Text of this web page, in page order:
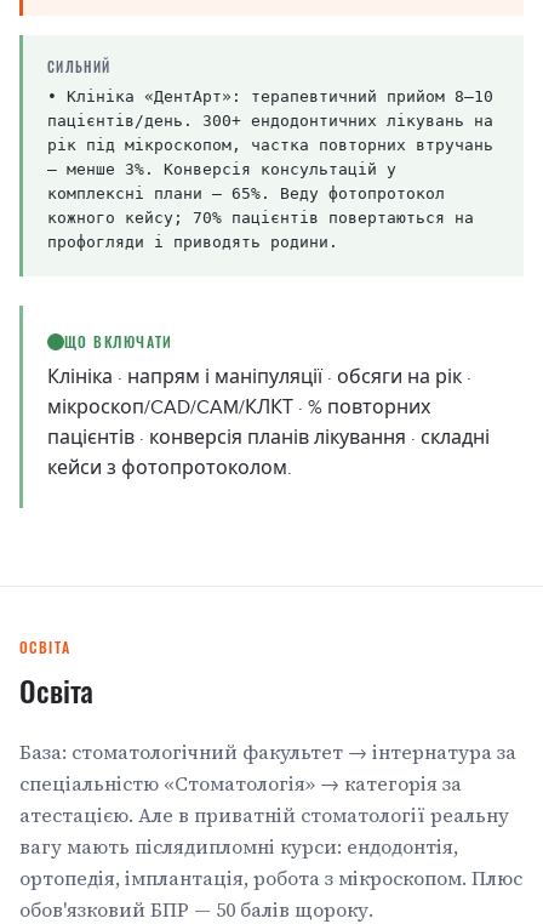
СИЛЬНИЙ
• Клініка «ДентАрт»: терапевтичний прийом 8–10
пацієнтів/день. 300+ ендодонтичних лікувань на
рік під мікроскопом, частка повторних втручань
— менше 3%. Конверсія консультацій у
комплексні плани — 65%. Веду фотопротокол
кожного кейсу; 70% пацієнтів повертаються на
профогляди і приводять родини.
ЩО ВКЛЮЧАТИ
Клініка · напрям і маніпуляції · обсяги на рік ·
мікроскоп/CAD/CAM/КЛКТ · % повторних
пацієнтів · конверсія планів лікування · складні
кейси з фотопротоколом.
ОСВІТА
Освіта
База: стоматологічний факультет → інтернатура за
спеціальністю «Стоматологія» → категорія за
атестацією. Але в приватній стоматології реальну
вагу мають післядипломні курси: ендодонтія,
ортопедія, імплантація, робота з мікроскопом. Плюс
обов'язковий БПР — 50 балів щороку.